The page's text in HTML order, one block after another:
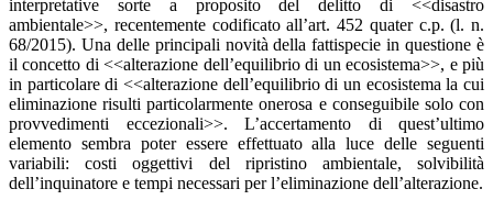
interpretative sorte a proposito del delitto di <<disastro
ambientale>>, recentemente codificato all’art. 452 quater c.p. (l. n.
68/2015). Una delle principali novità della fattispecie in questione è
il concetto di <<alterazione dell’equilibrio di un ecosistema>>, e più
in particolare di <<alterazione dell’equilibrio di un ecosistema la cui
eliminazione risulti particolarmente onerosa e conseguibile solo con
provvedimenti eccezionali>>. L’accertamento di quest’ultimo
elemento sembra poter essere effettuato alla luce delle seguenti
variabili: costi oggettivi del ripristino ambientale, solvibilità
dell’inquinatore e tempi necessari per l’eliminazione dell’alterazione.